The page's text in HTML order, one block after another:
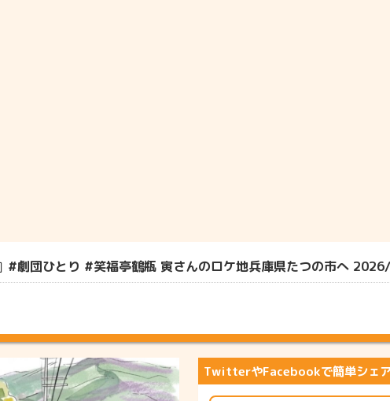
#劇団ひとり #笑福亭鶴瓶 寅さんのロケ地兵庫県たつの市へ
TwitterやFacebookで簡単シェ